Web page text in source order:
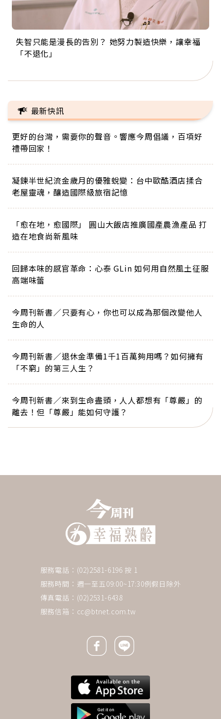
失智只能是漫長的告別？ 她努力製造快樂，讓幸福
「不退化」
來自剛果的巧克力神父 為台灣奉獻36年 「台灣是我
的家，我連作夢都講台語！」
63歲卸矽谷副總、搬回台灣找快樂！「蛋黃哥小
丑」走進安養院，逗樂上萬爺奶：退休後才開始真
104歲打破金氏世界紀錄 成為全球最年長羽球選
手，分享長壽的秘密原來是「這個」
事業巔峰他選擇追夢…黑手阿伯拉小提琴還登上小
巨蛋！連CNN都大讚！
最新快訊
更好的台灣，需要你的聲音。響應今周倡議，百項好
禮帶回家！
凝鍊半世紀流金歲月的優雅蛻變：台中歐酷酒店揉合
老屋靈魂，釀造國際級旅宿記憶
「愈在地，愈國際」 圓山大飯店推廣國產農漁產品 打
造在地食尚新風味
回歸本味的感官革命：心泰 GLin 如何用自然風土征服
高端味蕾
今周刊新書／只要有心，你也可以成為那個改變他人
生命的人
今周刊新書／退休金準備1千1百萬夠用嗎？如何擁有
「不窮」的第三人生？
今周刊新書／來到生命盡頭，人人都想有「尊嚴」的
離去！但「尊嚴」能如何守護？
服務電話：(02)2581-6196 按 1
服務時間：週一至五09:00~17:30例假日除外
傳真電話：(02)2531-6438
服務信箱： cc@btnet.com.tw
Facebook icon
Line icon